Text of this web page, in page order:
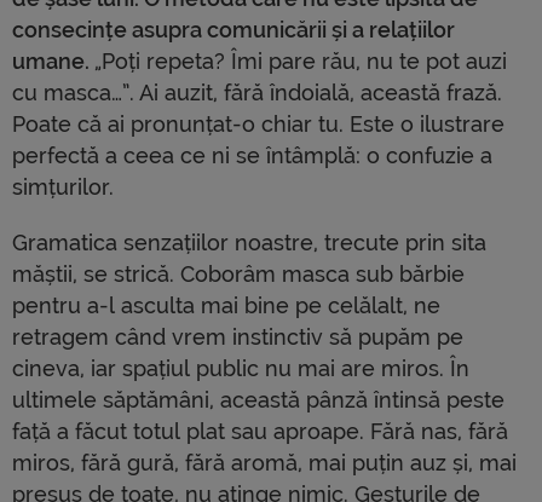
consecințe asupra comunicării și a relațiilor
umane. „Poți repeta? Îmi pare rău, nu te pot auzi
cu masca…”. Ai auzit, fără îndoială, această frază.
Poate că ai pronunțat-o chiar tu. Este o ilustrare
perfectă a ceea ce ni se întâmplă: o confuzie a
simțurilor.
Gramatica senzațiilor noastre, trecute prin sita
măștii, se strică. Coborâm masca sub bărbie
pentru a-l asculta mai bine pe celălalt, ne
retragem când vrem instinctiv să pupăm pe
cineva, iar spațiul public nu mai are miros. În
ultimele săptămâni, această pânză întinsă peste
față a făcut totul plat sau aproape. Fără nas, fără
miros, fără gură, fără aromă, mai puțin auz și, mai
presus de toate, nu atinge nimic. Gesturile de